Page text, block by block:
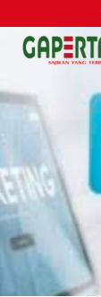
ke
konten